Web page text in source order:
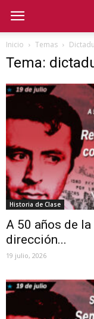
Inicio Temas
Tema:
Historia de Clase
A 50 años de
dirección...
19 julio, 2026